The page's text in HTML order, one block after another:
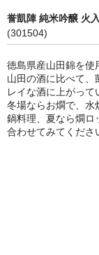
竹泉 田治米（
諏訪泉 諏訪酒
✚旭日 旭日酒
小鹿 小鹿酒造
誉凱陣 純米吟醸 火
(301504)
徳島県産山田錦を使
山田の酒に比べて、
レイな酒に上がって
冬場ならお燗で、水
鍋料理、夏なら燗ロ
合わせてみてくださ